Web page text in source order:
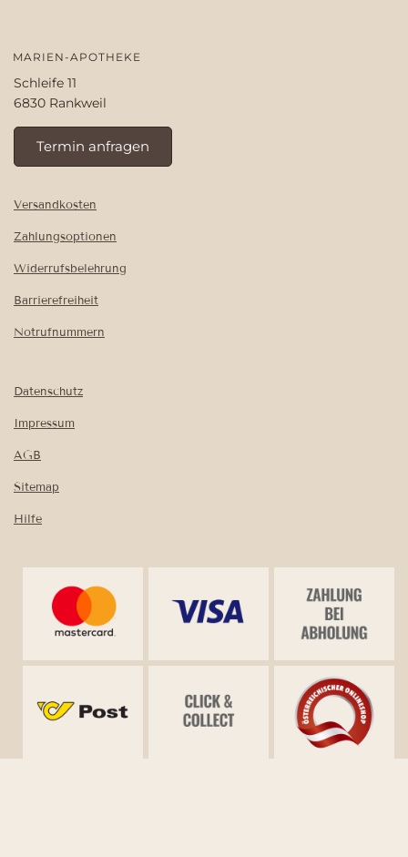
MARIEN-APOTHEKE
Schleife 11
6830 Rankweil
Termin anfragen
Versandkosten
Zahlungsoptionen
Widerrufsbelehrung
Barrierefreiheit
Notrufnummern
Datenschutz
Impressum
AGB
Sitemap
Hilfe